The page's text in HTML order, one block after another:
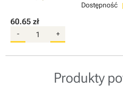
Dostępność
60.65 zł
- +
Produkty